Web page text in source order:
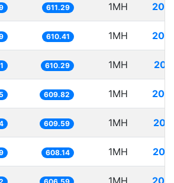
611.29 1MH
610.41 1MH
610.29 1MH
609.82 1MH
609.59 1MH
608.14 1MH
1MH